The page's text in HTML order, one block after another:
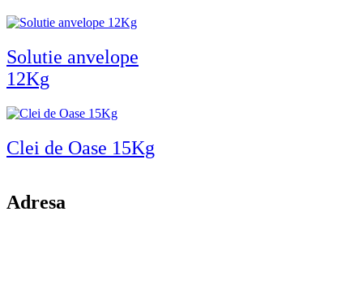
Solutie anvelope
12Kg
Clei de Oase 15Kg
Adresa